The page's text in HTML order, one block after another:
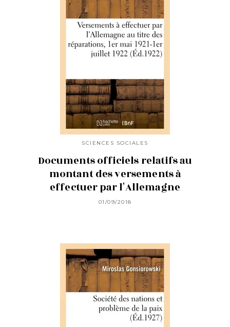
SCIENCES SOCIALES
Documents officiels relatifs au
montant des versements à
effectuer par l'Allemagne
01/09/2018